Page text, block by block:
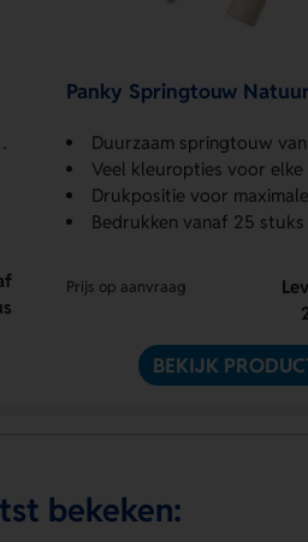
Panky Springtouw
Duurzaam springtouw van
Veel kleuropties voor elke
Drukpositie voor
Bedrukken vanaf 25 stuks
Prijs op aanvraag
BEKIJK
bekeken: